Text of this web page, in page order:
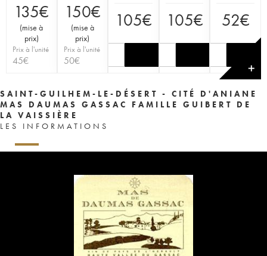
135€
(mise à
prix)
Prix à l'unité
45€
150€
(mise à
prix)
Prix à l'unité
50€
105€ 105€ 52€
✕
SAINT-GUILHEM-LE-DÉSERT - CITÉ D'ANIANE
MAS DAUMAS GASSAC FAMILLE GUIBERT DE
LA VAISSIÈRE
LES INFORMATIONS